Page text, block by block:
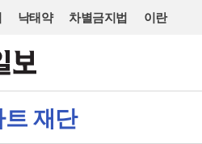
낙태약 차별금지법 이란
재단